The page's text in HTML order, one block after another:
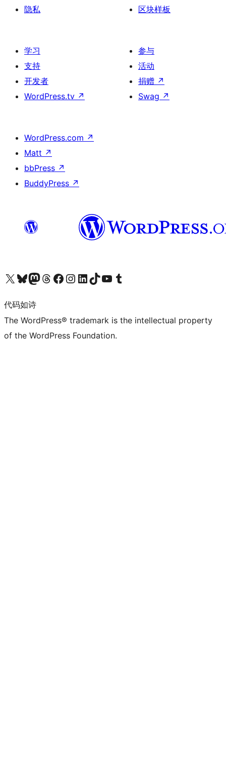
隐私
区块样板
学习
支持
开发者
WordPress.tv ↗
参与
活动
捐赠 ↗
Swag ↗
WordPress.com ↗
Matt ↗
bbPress ↗
BuddyPress ↗
关注我们的 X（原 Twitter）账号访问我们的 Bluesky 账号关注我们的 Mastodon 账号访问我们的 Threads 账号 访问我们的 Facebook 公共主页关注我们的 Instagram 账号 关注我们的 LinkedIn 主页访问我们的 TikTok 账号访问我们的 YouTube 频道 访问我们的 Tumblr 账号
代码如诗
The WordPress® trademark is the intellectual property
of the WordPress Foundation.